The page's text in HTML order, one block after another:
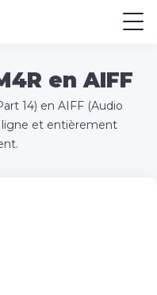
en AIFF
14) en AIFF (Audio
et entièrement